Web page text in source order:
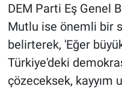
DEM Parti Eş Genel
Mutlu ise önemli bir
belirterek, 'Eğer
Türkiye'deki
çözeceksek, kayyım